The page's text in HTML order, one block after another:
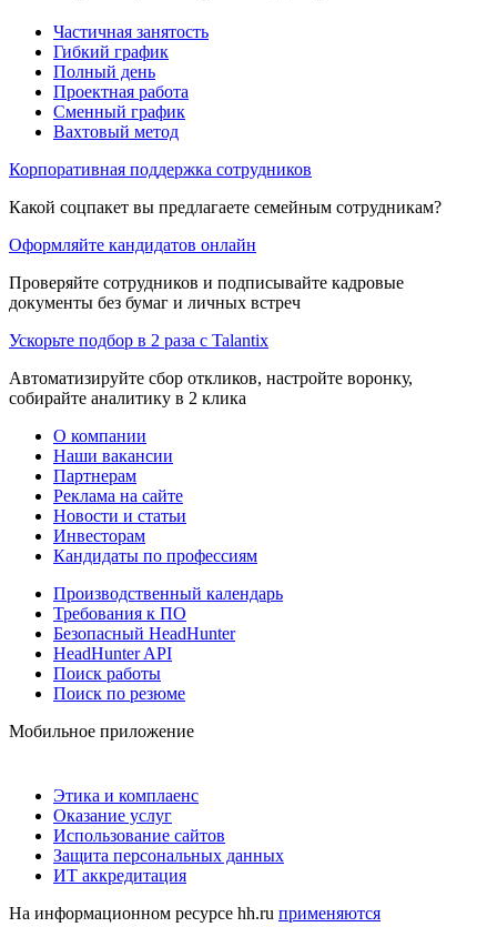
Частичная занятость
Гибкий график
Полный день
Проектная работа
Сменный график
Вахтовый метод
Корпоративная поддержка сотрудников
Какой соцпакет вы предлагаете семейным сотрудникам?
Оформляйте кандидатов онлайн
Проверяйте сотрудников и подписывайте кадровые
документы без бумаг и личных встреч
Ускорьте подбор в 2 раза с Talantix
Автоматизируйте сбор откликов, настройте воронку,
собирайте аналитику в 2 клика
О компании
Наши вакансии
Партнерам
Реклама на сайте
Новости и статьи
Инвесторам
Кандидаты по профессиям
Производственный календарь
Требования к ПО
Безопасный HeadHunter
HeadHunter API
Поиск работы
Поиск по резюме
Мобильное приложение
Этика и комплаенс
Оказание услуг
Использование сайтов
Защита персональных данных
ИТ аккредитация
На информационном ресурсе hh.ru применяются